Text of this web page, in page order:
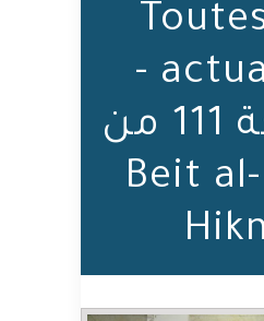
actualités -
الصفحة 111 من
207 - Beit al-